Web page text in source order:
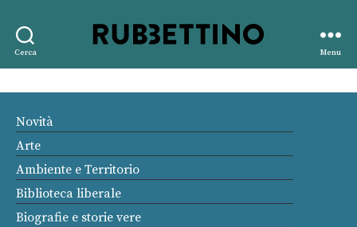
Cerca
editore
Menu
Novità
Arte
Ambiente e Territorio
Biblioteca liberale
Biografie e storie vere